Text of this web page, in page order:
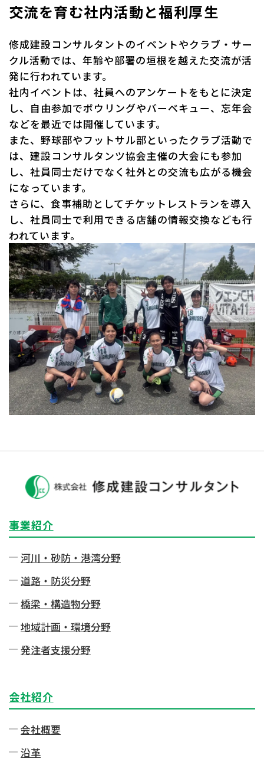
交流を育む社内活動と福利厚生
修成建設コンサルタントのイベントやクラブ・サー
クル活動では、年齢や部署の垣根を越えた交流が活
発に行われています。
社内イベントは、社員へのアンケートをもとに決定
し、自由参加でボウリングやバーベキュー、忘年会
などを最近では開催しています。
また、野球部やフットサル部といったクラブ活動で
は、建設コンサルタンツ協会主催の大会にも参加
し、社員同士だけでなく社外との交流も広がる機会
になっています。
さらに、食事補助としてチケットレストランを導入
し、社員同士で利用できる店舗の情報交換なども行
われています。
事業紹介
河川・砂防・港湾分野
道路・防災分野
橋梁・構造物分野
地域計画・環境分野
発注者⽀援分野
会社紹介
会社概要
沿革